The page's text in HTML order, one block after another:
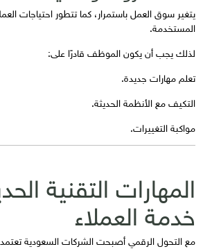
يتغير سوق العمل باستمرار، كما تتطور احتياجات
المستخدمة.
لذلك يجب أن يكون الموظف قادرًا على:
تعلم مهارات جديدة.
التكيف مع الأنظمة الحديثة.
مواكبة التغييرات.
المهارات التقنية
خدمة العملاء
مع التحول الرقمي أصبحت الشركات السعودية